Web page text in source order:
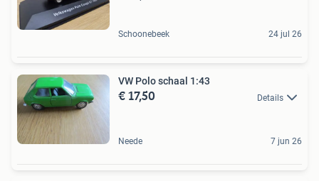
Schoonebeek 24 jul 26
VW Polo schaal 1:43
€ 17,50 Details
Neede 7 jun 26